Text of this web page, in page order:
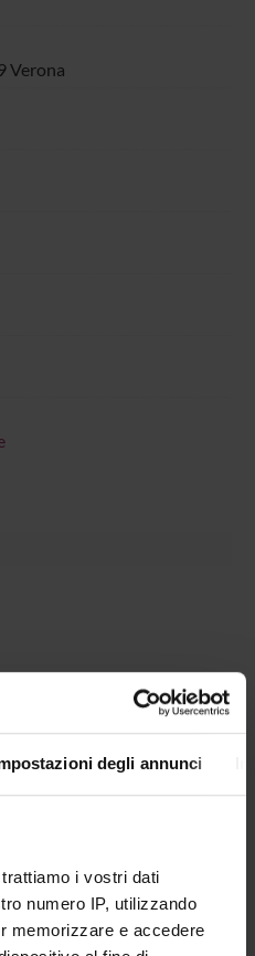
degli annunci
trattiamo i vostri dati
numero IP, utilizzando
memorizzare e accedere
Verona